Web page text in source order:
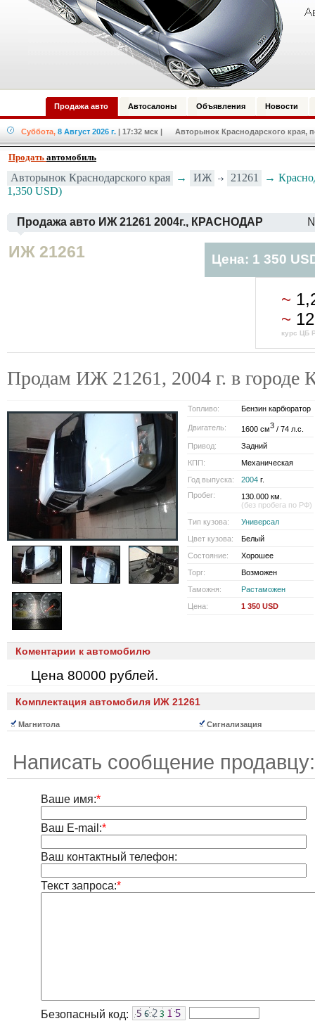
Продажа авто Автосалоны Объявления Новости
Суббота, 8 Август 2026 г. | 17:32 мск | Авторынок Краснодарского края,
Продать автомобиль
Авторынок Краснодарского края → ИЖ 21261
→
1,350 USD)
Продажа авто ИЖ 21261 2004г., КРАСНОДАР
ИЖ 21261 Цена: 1 350
~
~
курс ЦБ
Продам ИЖ 21261, 2004 г. в
Топливо: Бензин карбюратор
Двигатель: 1600 см3 / 74 л.с.
Привод:
Задний
КПП:
Механическая
Год выпуска:
2004 г.
Пробег:
130.000 км.
(без пробега по РФ)
Тип кузова:
Универсал
Цвет кузова:
Белый
Состояние:
Хорошее
Торг:
Возможен
Таможня:
Растаможен
Цена:
1 350 USD
Коментарии к автомобилю
Цена 80000 рублей.
Комплектация автомобиля ИЖ 21261
Магнитола Сигнализация
Написать сообщение
Ваше имя:*
Ваш E-mail:*
Ваш контактный телефон:
Текст запроса:*
Безопасный код: